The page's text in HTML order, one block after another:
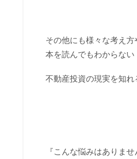
その他にも様々な考え方
本を読んでもわからない
不動産投資の現実を知れ
『こんな悩みはありませ